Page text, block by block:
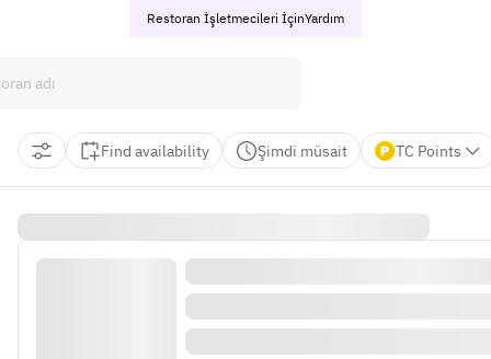
Restoran İşletmecileri İçinYardım
Find availability Şimdi müsait TC Points